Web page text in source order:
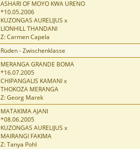
ASHARI OF MOYO KWA URENO
*10.05.2006
KUZONGAS AURELIJUS x
LIONHILL THANDANI
Z: Carmen Capela
Rüden - Zwischenklasse
MERANGA GRANDE BOMA
*16.07.2005
CHIPANGALIS KAMANI x
THOKOZA MERANGA
Z: Georg Marek
MATAKIMA AJANI
*08.06.2005
KUZONGAS AURELIJUS x
MAIRANGI FAKIMA
Z: Tanya Pohl